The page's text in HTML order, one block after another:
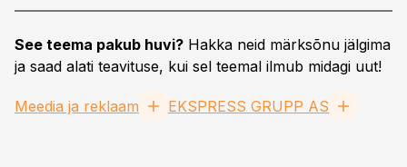
See teema pakub huvi? Hakka neid märksõnu jälgima
ja saad alati teavituse, kui sel teemal ilmub midagi uut!
Meedia ja reklaam EKSPRESS GRUPP AS